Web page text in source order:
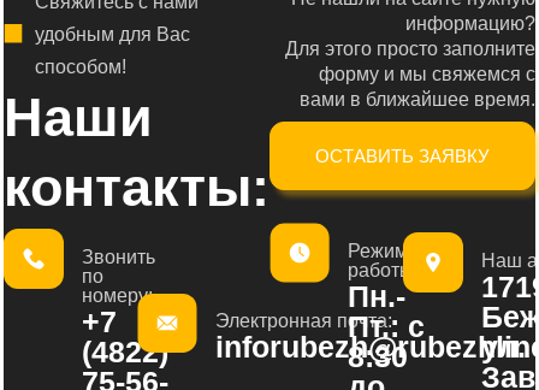
удобным для Вас
способом!
Наши
контакты:
информацию?
Для этого просто заполните
форму и мы свяжемся с
вами в ближайшее время.
ОСТАВИТЬ ЗАЯВКУ
Звонить
по
номеру:
+7
(4822)
75-56-
Электронная почта:
Режим
работы:
Пн.-
Пт.: с
8:30
Наш
ул.